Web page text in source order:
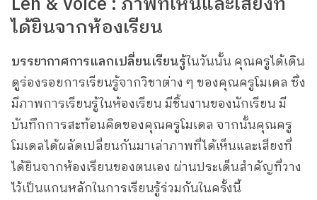
ได้ยินจากห้องเรียน
บรรยากาศการแลกเปลี่ยนเรียนรู้ในวันนั้น คุณครูได้เดิน
ดูร่องรอยการเรียนรู้จากวิชาต่าง ๆ ของคุณครูโมเดล ซึ่ง
มีภาพการเรียนรู้ในห้องเรียน มีชิ้นงานของนักเรียน มี
บันทึกการสะท้อนคิดของคุณครูโมเดล จากนั้นคุณครู
โมเดลได้ผลัดเปลี่ยนกันมาเล่าภาพที่ได้เห็นและเสียงที่
ได้ยินจากห้องเรียนของตนเอง ผ่านประเด็นสำคัญที่วาง
ไว้เป็นแกนหลักในการเรียนรู้ร่วมกันในครั้งนี้